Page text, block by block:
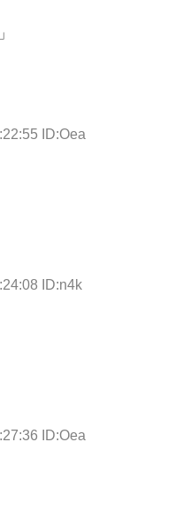
ID:Oea
ID:n4k
ID:Oea